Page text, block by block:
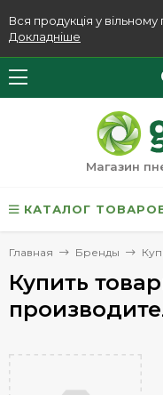
Вся продукція у
Докладніше
Магазин
КАТАЛОГ
Главная Бренды
Купить